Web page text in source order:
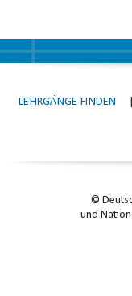
LEHRGÄNGE FINDEN
©
und